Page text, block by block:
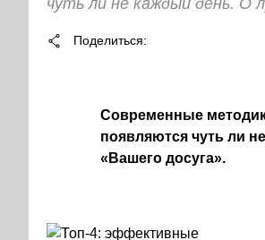
чуть ли не каждый день. О
Поделиться
Современные
появляются чуть ли
«Вашего досуга».